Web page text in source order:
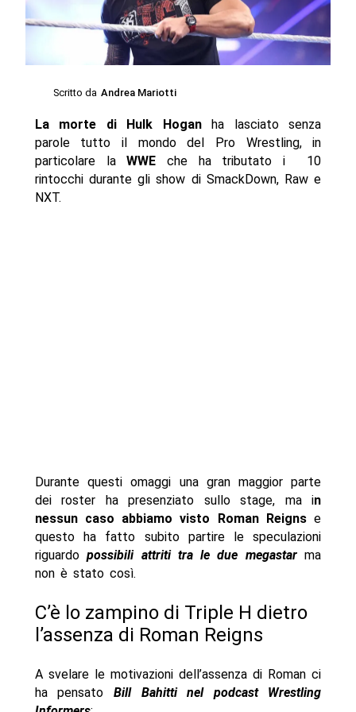
Scritto da Andrea Mariotti
La morte di Hulk Hoganha lasciato senza
parole tutto il mondo del Pro Wrestling, in
particolare laWWE che ha tributato i 10
rintocchi durante gli show di SmackDown, Raw e
NXT.
Durante questi omaggi una gran maggior parte
dei roster ha presenziato sullo stage, ma in
nessun caso abbiamo visto Roman Reignse
questo ha fatto subito partire le speculazioni
riguardopossibili attriti tra le due megastar ma
non è stato così.
C’è lo zampino di Triple H dietro
l’assenza di Roman Reigns
A svelare le motivazioni dell’assenza di Roman ci
ha pensato Bill Bahitti nel podcast Wrestling